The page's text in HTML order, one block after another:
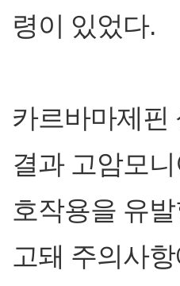
령이 있었다.
카르바마제핀
결과 고암모
호작용을 유
고돼 주의사